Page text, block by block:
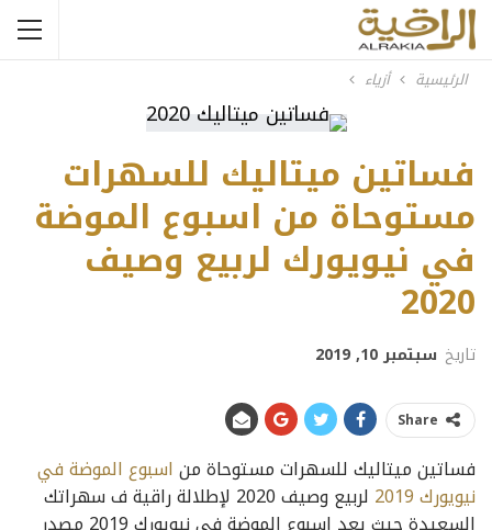
الرئيسية أزياء
فساتين ميتاليك للسهرات
مستوحاة من اسبوع الموضة
في نيويورك لربيع وصيف
2020
تاريخ سبتمبر 10, 2019
Share
فساتين ميتاليك للسهرات مستوحاة من اسبوع الموضة في
نيويورك 2019
لربيع وصيف 2020 لإطلالة راقية ف سهراتك